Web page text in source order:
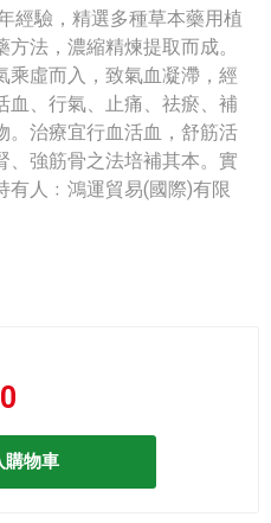
經驗，精選多種草本藥用植
法，濃縮精煉提取而成。
乘虛而入，致氣血凝滯，經
血、行氣、止痛、祛瘀、補
。治療宜行血活血，舒筋活
、強筋骨之法培補其本。實
有人﹕鴻運貿易(國際)有限